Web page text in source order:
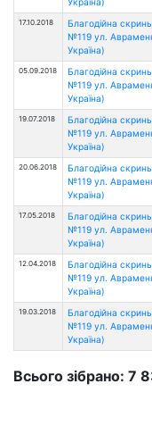
17.10.2018
Благодійна
№119 ул.
Україна)
05.09.2018
Благодійна
№119 ул.
Україна)
19.07.2018
Благодійна
№119 ул.
Україна)
20.06.2018
Благодійна
№119 ул.
Україна)
17.05.2018
Благодійна
№119 ул.
Україна)
12.04.2018
Благодійна
№119 ул.
Україна)
19.03.2018
Благодійна
№119 ул.
Україна)
Всього зібрано: 7